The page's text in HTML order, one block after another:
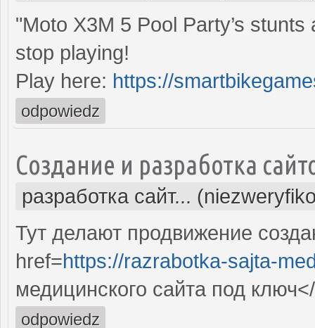
"Moto X3M 5 Pool Party’s
stop playing!
Play here: https://
odpowiedz
Создание и разработка
разработка сайт...
Тут делают продвижение
href=https://razrabotka-sajta-
медицинского сайта под
odpowiedz